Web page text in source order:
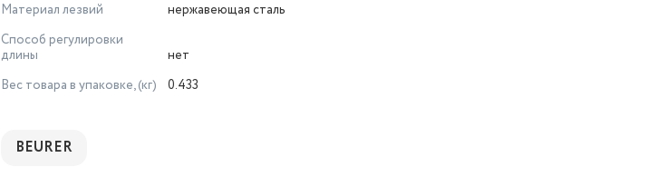
Материал лезвий
нержавеющая сталь
Способ регулировки
длины
нет
Вес товара в упаковке, (кг)
0.433
BEURER